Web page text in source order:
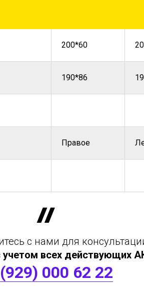
200*60
190*86
Правое
с нами для
учетом всех действующих
000 62 22